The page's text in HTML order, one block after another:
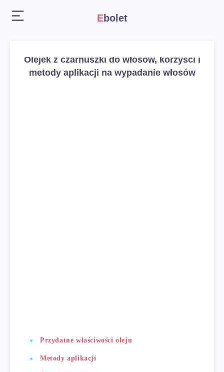
Ebolet
Olejek z czarnuszki do włosów, korzyści i
metody aplikacji na wypadanie włosów
Przydatne właściwości oleju
Metody aplikacji